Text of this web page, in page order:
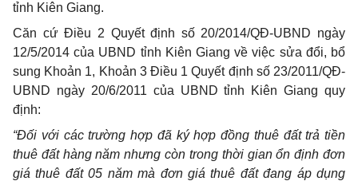
tỉnh Kiên Giang.
Căn cứ Điều 2 Quyết định số 20/2014/QĐ-UBND ngày
12/5/2014 của UBND tỉnh Kiên Giang về việc sửa đổi, bổ
sung Khoản 1, Khoản 3 Điều 1 Quyết định số 23/2011/QĐ-
UBND ngày 20/6/2011 của UBND tỉnh Kiên Giang quy
định:
“Đối với các trường hợp đã ký hợp đồng thuê đất trả tiền
thuê đất hàng năm nhưng còn trong thời gian ổn định đơn
giá thuê đất 05 năm mà đơn giá thuê đất đang áp dụng